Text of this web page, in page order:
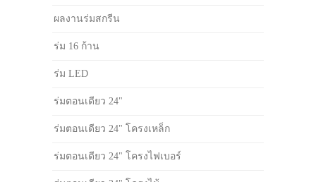
ผลงานร่มสกรีน
ร่ม 16 ก้าน
ร่ม LED
ร่มตอนเดียว 24"
ร่มตอนเดียว 24" โครงเหล็ก
ร่มตอนเดียว 24" โครงไฟเบอร์